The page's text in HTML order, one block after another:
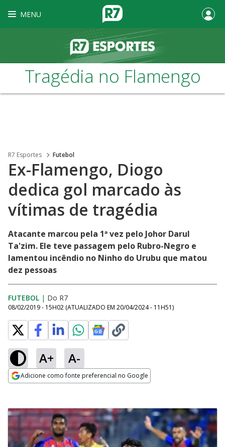
MENU
Tragédia no Flamengo
R7 Esportes Futebol
Ex-Flamengo, Diogo
dedica gol marcado às
vítimas de tragédia
Atacante marcou pela 1ª vez pelo Johor Darul
Ta'zim. Ele teve passagem pelo Rubro-Negro e
lamentou incêndio no Ninho do Urubu que matou
dez pessoas
FUTEBOL | Do R7
08/02/2019 - 15H02 (ATUALIZADO EM 20/04/2024 - 11H51)
A+ A-
Adicione como fonte preferencial no Google